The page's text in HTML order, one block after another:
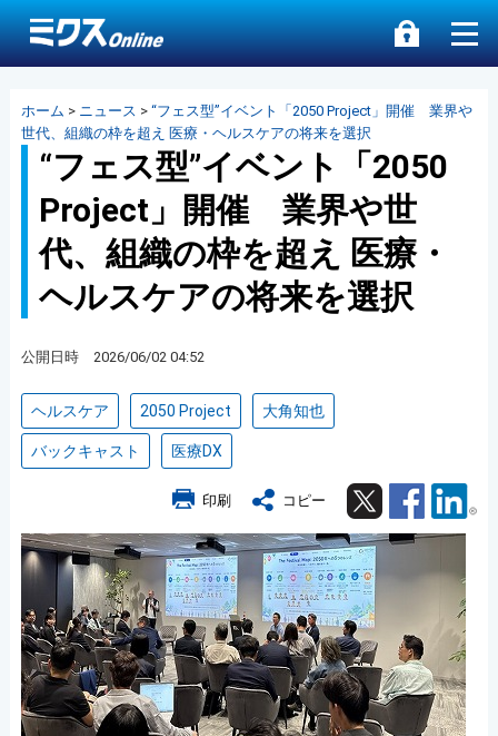
ホーム > ニュース > “フェス型”イベント「2050 Project」開催 業界や
世代、組織の枠を超え 医療・ヘルスケアの将来を選択
“フェス型”イベント「2050
Project」開催 業界や世
代、組織の枠を超え 医療・
ヘルスケアの将来を選択
公開日時 2026/06/02 04:52
ヘルスケア 2050 Project 大角知也
バックキャスト 医療DX
印刷 コピー Twitter Facebook